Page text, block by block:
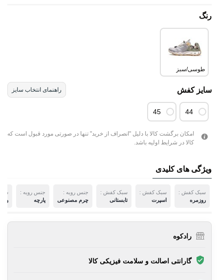
رنگ
طوسی/سبز
سایز کفش راهنمای انتخاب سایز
44
45
امکان برگشت کالا با دلیل "انصراف از خرید" تنها در صورتی مورد قبول است که
کالا در شرایط اولیه باشد.
ویژگی های کلیدی
سبک کفش :
روزمره
سبک کفش :
اسپرت
سبک کفش :
تابستانی
جنس رویه :
چرم مصنوعی
جنس رویه :
پارچه
رادکوه
گارانتی اصالت و سلامت فیزیکی کالا